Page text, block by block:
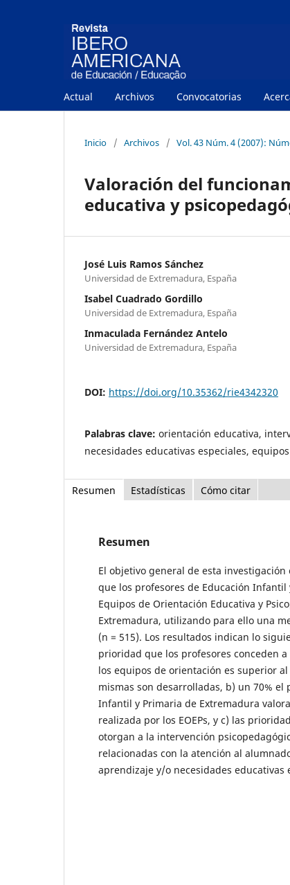
Actual Archivos Convocatorias
Inicio / Archivos / Vol. 43 Núm. 4 (2007):
Valoración del
educativa y
José Luis Ramos Sánchez
Universidad de Extremadura, España
Isabel Cuadrado Gordillo
Universidad de Extremadura, España
Inmaculada Fernández Antelo
Universidad de Extremadura, España
DOI: https://doi.org/10.35362/rie4342320
Palabras clave: orientación educativa,
necesidades educativas especiales,
Resumen Estadísticas Cómo citar
Resumen
El objetivo general de esta investigación
que los profesores de Educación Infantil
Equipos de Orientación Educativa y
Extremadura, utilizando para ello una
(n = 515). Los resultados indican lo
prioridad que los profesores conceden
los equipos de orientación es superior
mismas son desarrolladas, b) un 70% el
Infantil y Primaria de Extremadura
realizada por los EOEPs, y c) las
otorgan a la intervención
relacionadas con la atención al
aprendizaje y/o necesidades educativas